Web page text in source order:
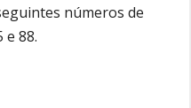
números de
e 88.